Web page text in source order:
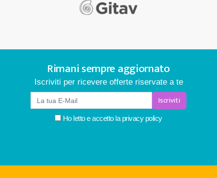
Rimani sempre aggiornato
Iscriviti per ricevere offerte riservate a te
Iscriviti
Ho letto e accetto laprivacy policy